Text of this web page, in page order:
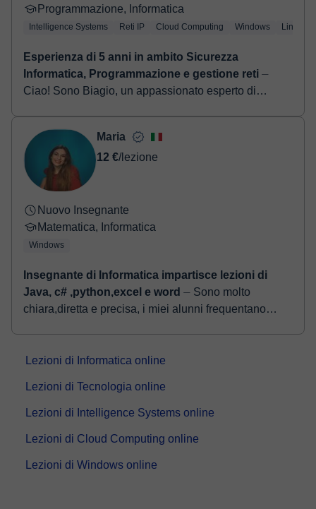
Programmazione, Informatica
Intelligence Systems Reti IP Cloud Computing Windows Linux
Esperienza di 5 anni in ambito Sicurezza
Informatica, Programmazione e gestione reti ⏤
Ciao! Sono Biagio, un appassionato esperto di
Maria
12 €/lezione
Nuovo Insegnante
Matematica, Informatica
Windows
Insegnante di Informatica impartisce lezioni di
Java, c# ,python,excel e word ⏤ Sono molto
chiara,diretta e precisa, i miei alunni frequentano
Lezioni di Informatica online
Lezioni di Tecnologia online
Lezioni di Intelligence Systems online
Lezioni di Cloud Computing online
Lezioni di Windows online